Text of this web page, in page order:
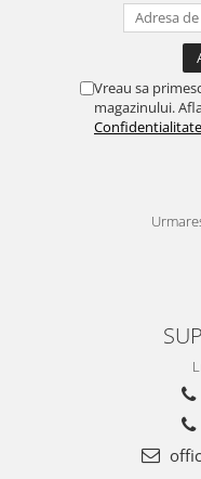
Cartuse ( Rezerve filtre
SISTEME DE
Fitinguri Compresiune
Pompe submersibile
Pompe pentru testare
APOMETRE/ CAMIN
Vreau sa
magazinului.
Confidentialitate